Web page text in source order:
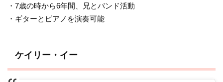
・7歳の時から6年間、兄とバンド活動
・ギターとピアノを演奏可能
ケイリー・イー